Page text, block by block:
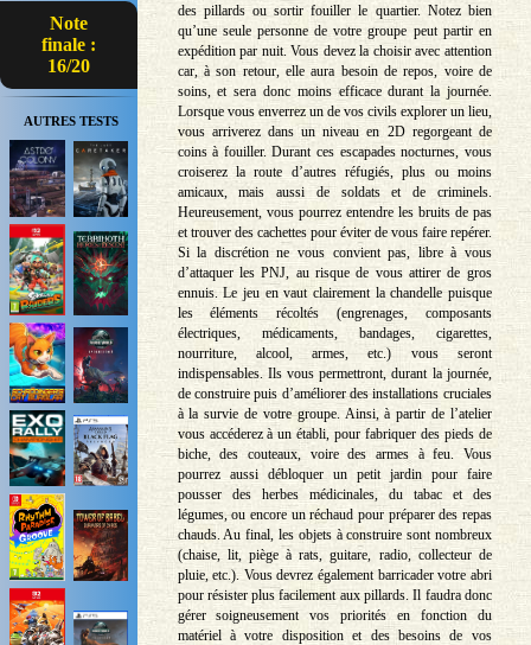
Note
finale :
16/20
AUTRES TESTS
des pillards ou sortir fouiller le quartier. Notez bien
qu’une seule personne de votre groupe peut partir en
expédition par nuit. Vous devez la choisir avec attention
car, à son retour, elle aura besoin de repos, voire de
soins, et sera donc moins efficace durant la journée.
Lorsque vous enverrez un de vos civils explorer un lieu,
vous arriverez dans un niveau en 2D regorgeant de
coins à fouiller. Durant ces escapades nocturnes, vous
croiserez la route d’autres réfugiés, plus ou moins
amicaux, mais aussi de soldats et de criminels.
Heureusement, vous pourrez entendre les bruits de pas
et trouver des cachettes pour éviter de vous faire repérer.
Si la discrétion ne vous convient pas, libre à vous
d’attaquer les PNJ, au risque de vous attirer de gros
ennuis. Le jeu en vaut clairement la chandelle puisque
les éléments récoltés (engrenages, composants
électriques, médicaments, bandages, cigarettes,
nourriture, alcool, armes, etc.) vous seront
indispensables. Ils vous permettront, durant la journée,
de construire puis d’améliorer des installations cruciales
à la survie de votre groupe. Ainsi, à partir de l’atelier
vous accéderez à un établi, pour fabriquer des pieds de
biche, des couteaux, voire des armes à feu. Vous
pourrez aussi débloquer un petit jardin pour faire
pousser des herbes médicinales, du tabac et des
légumes, ou encore un réchaud pour préparer des repas
chauds. Au final, les objets à construire sont nombreux
(chaise, lit, piège à rats, guitare, radio, collecteur de
pluie, etc.). Vous devrez également barricader votre abri
pour résister plus facilement aux pillards. Il faudra donc
gérer soigneusement vos priorités en fonction du
matériel à votre disposition et des besoins de vos